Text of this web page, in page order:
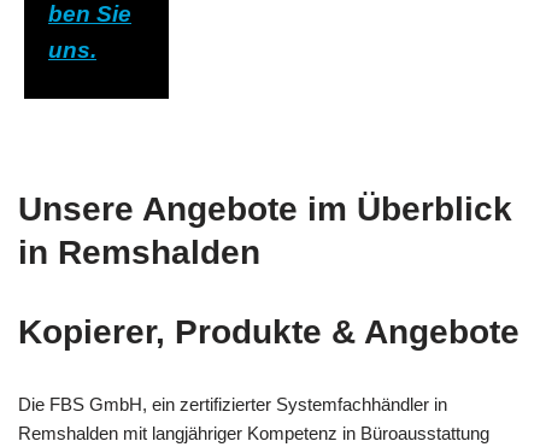
ben Sie
uns.
Unsere Angebote im Überblick
in Remshalden
Kopierer, Produkte & Angebote
Die FBS GmbH, ein zertifizierter Systemfachhändler in
Remshalden mit langjähriger Kompetenz in Büroausstattung